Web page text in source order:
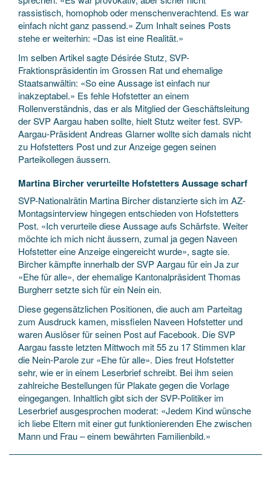
rassistisch, homophob oder menschenverachtend. Es war
einfach nicht ganz passend.» Zum Inhalt seines Posts
stehe er weiterhin: «Das ist eine Realität.»
Im selben Artikel sagte Désirée Stutz, SVP-
Fraktionspräsidentin im Grossen Rat und ehemalige
Staatsanwältin: «So eine Aussage ist einfach nur
inakzeptabel.» Es fehle Hofstetter an einem
Rollenverständnis, das er als Mitglied der Geschäftsleitung
der SVP Aargau haben sollte, hielt Stutz weiter fest. SVP-
Aargau-Präsident Andreas Glarner wollte sich damals nicht
zu Hofstetters Post und zur Anzeige gegen seinen
Parteikollegen äussern.
Martina Bircher verurteilte Hofstetters Aussage scharf
SVP-Nationalrätin Martina Bircher distanzierte sich im AZ-
Montagsinterview hingegen entschieden von Hofstetters
Post. «Ich verurteile diese Aussage aufs Schärfste. Weiter
möchte ich mich nicht äussern, zumal ja gegen Naveen
Hofstetter eine Anzeige eingereicht wurde», sagte sie.
Bircher kämpfte innerhalb der SVP Aargau für ein Ja zur
«Ehe für alle», der ehemalige Kantonalpräsident Thomas
Burgherr setzte sich für ein Nein ein.
Diese gegensätzlichen Positionen, die auch am Parteitag
zum Ausdruck kamen, missfielen Naveen Hofstetter und
waren Auslöser für seinen Post auf Facebook. Die SVP
Aargau fasste letzten Mittwoch mit 55 zu 17 Stimmen klar
die Nein-Parole zur «Ehe für alle». Dies freut Hofstetter
sehr, wie er in einem Leserbrief schreibt. Bei ihm seien
zahlreiche Bestellungen für Plakate gegen die Vorlage
eingegangen. Inhaltlich gibt sich der SVP-Politiker im
Leserbrief ausgesprochen moderat: «Jedem Kind wünsche
ich liebe Eltern mit einer gut funktionierenden Ehe zwischen
Mann und Frau – einem bewährten Familienbild.»